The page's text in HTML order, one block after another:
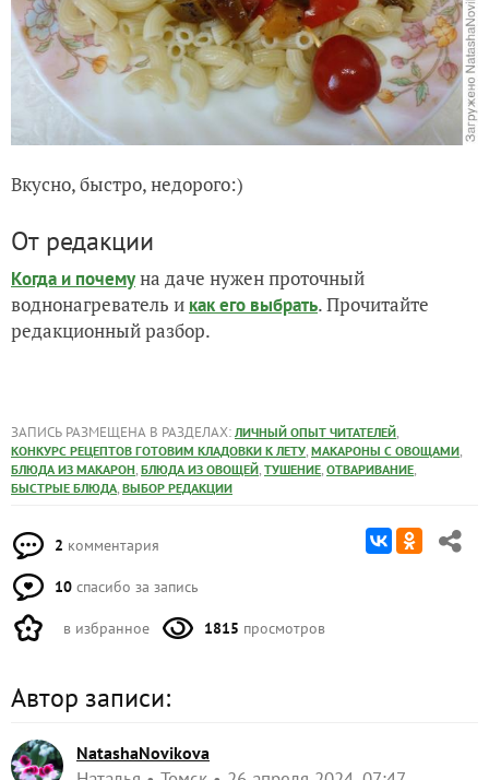
Вкусно, быстро, недорого:)
От редакции
Когда и почемуна даче нужен проточный
воднонагреватель и как его выбрать. Прочитайте
редакционный разбор.
ЗАПИСЬ РАЗМЕЩЕНА В РАЗДЕЛАХ: ЛИЧНЫЙ ОПЫТ ЧИТАТЕЛЕЙ,
КОНКУРС РЕЦЕПТОВ ГОТОВИМ КЛАДОВКИ К ЛЕТУ, МАКАРОНЫ С ОВОЩАМИ,
БЛЮДА ИЗ МАКАРОН, БЛЮДА ИЗ ОВОЩЕЙ, ТУШЕНИЕ, ОТВАРИВАНИЕ,
БЫСТРЫЕ БЛЮДА, ВЫБОР РЕДАКЦИИ
2 комментария
10 спасибо за запись
в избранное 1815 просмотров
Автор записи:
NatashaNovikova